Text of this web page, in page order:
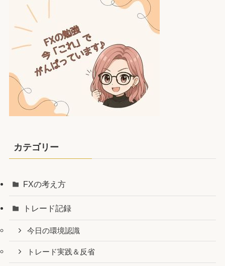
カテゴリー
FXの考え方
トレード記録
今日の環境認識
トレード実践＆反省